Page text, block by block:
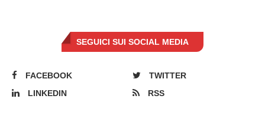
SEGUICI SUI SOCIAL MEDIA
FACEBOOK
TWITTER
LINKEDIN
RSS